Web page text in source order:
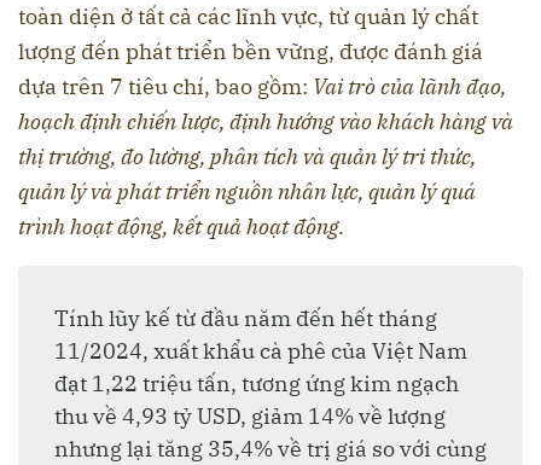
toàn diện ở tất cả các lĩnh vực, từ quản lý chất
lượng đến phát triển bền vững, được đánh giá
dựa trên 7 tiêu chí, bao gồm: Vai trò của lãnh đạo,
hoạch định chiến lược, định hướng vào khách hàng và
thị trường, đo lường, phân tích và quản lý tri thức,
quản lý và phát triển nguồn nhân lực, quản lý quá
trình hoạt động, kết quả hoạt động.
Tính lũy kế từ đầu năm đến hết tháng
11/2024, xuất khẩu cà phê của Việt Nam
đạt 1,22 triệu tấn, tương ứng kim ngạch
thu về 4,93 tỷ USD, giảm 14% về lượng
nhưng lại tăng 35,4% về trị giá so với cùng